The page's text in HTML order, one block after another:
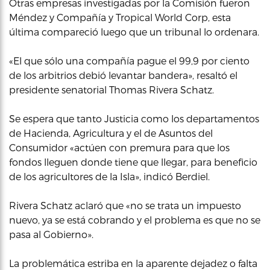
Otras empresas investigadas por la Comisión fueron
Méndez y Compañía y Tropical World Corp, esta
última compareció luego que un tribunal lo ordenara.
«El que sólo una compañía pague el 99,9 por ciento
de los arbitrios debió levantar bandera», resaltó el
presidente senatorial Thomas Rivera Schatz.
Se espera que tanto Justicia como los departamentos
de Hacienda, Agricultura y el de Asuntos del
Consumidor «actúen con premura para que los
fondos lleguen donde tiene que llegar, para beneficio
de los agricultores de la Isla», indicó Berdiel.
Rivera Schatz aclaró que «no se trata un impuesto
nuevo, ya se está cobrando y el problema es que no se
pasa al Gobierno».
La problemática estriba en la aparente dejadez o falta